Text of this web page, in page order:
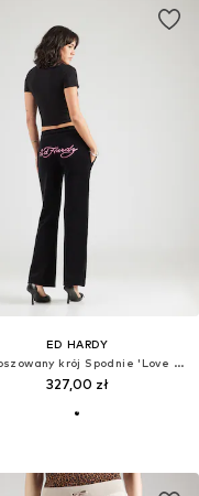
ED HARDY
Rozkloszowany krój Spodnie 'Love and Thorns'
327,00 zł